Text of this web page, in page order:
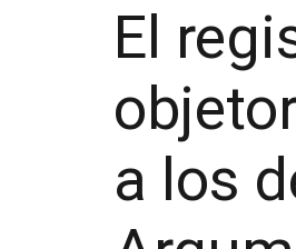
El
a los